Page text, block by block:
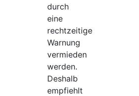
durch
eine
rechtzeitige
Warnung
vermieden
werden.
Deshalb
empfiehlt